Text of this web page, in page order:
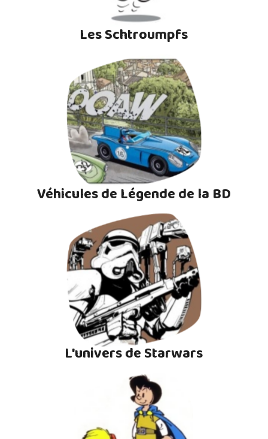
Les Schtroumpfs
Véhicules de Légende de la BD
L'univers de Starwars